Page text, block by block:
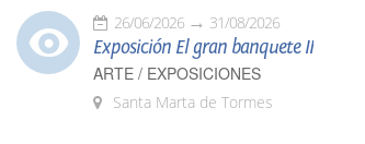
26/06/2026 31/08/2026
Exposición El gran banquete II
ARTE / EXPOSICIONES
Santa Marta de Tormes